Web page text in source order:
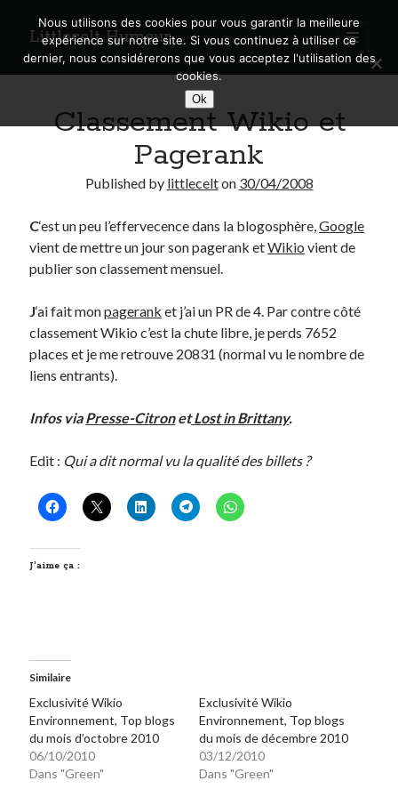
Littlecelt Humeur
open
primary
menu
Sidebar
Search
Derniers articles
Municipales 2026 : Lyon, Métropole et Caluire, mon choix pour l’avenir
Quel Lyonnais es-tu, Renaud Ducher ?
A quand une véritable place pour le vélo à Caluire dans la Métropole de
Lyon ?
Comment je vis ma vie sur un vélo
JFdans
C’était pas mieux avant… à Lyon
littlecelt
dansComment j’ai opéré ma vélorution toute personnelle
Renaud Ducher
Entretien ménager
JF
dans C’était pas mieux avant… à Lyon
littleceltdansComment j’ai opéré ma vélorution toute personnelle
Anthony dansComment j’ai opéré ma vélorution toute personnelle
Renaud Ducher
Comment j’ai opéré ma vélorution toute
personnelle
Classement Wikio et
Pagerank
Published by littlecelton 30/04/2008
C‘est un peu l’effervecence dans la blogosphère,Google
vient de mettre un jour son pagerank etWikio vient de
publier son classement mensuel.
J‘ai fait monpagerank et j’ai un PR de 4. Par contre côté
classement Wikio c’est la chute libre, je perds 7652
places et je me retrouve 20831 (normal vu le nombre de
liens entrants).
Infos viaPresse-CitronetLost in Brittany.
Edit : Qui a dit normal vu la qualité des billets ?
J’aime ça :
Similaire
Exclusivité Wikio
Environnement, Top blogs
du mois d’octobre 2010
06/10/2010
Dans "Green"
Exclusivité Wikio
Environnement, Top blogs
du mois de décembre 2010
03/12/2010
Dans "Green"
Nous utilisons des cookies pour vous garantir la meilleure
expérience sur notre site. Si vous continuez à utiliser ce
dernier, nous considérerons que vous acceptez l'utilisation des
cookies.
Ok